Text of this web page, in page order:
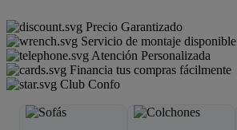
Precio Garantizado
Servicio de montaje disponible
Atención Personalizada
Financia tus compras fácilmente
Club Confo